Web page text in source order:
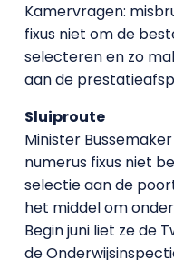
Kamervragen:
fixus niet om de
selecteren en zo
aan de
Sluiproute
Minister Bussemaker
numerus fixus niet
selectie aan de
het middel om
Begin juni liet ze de
de